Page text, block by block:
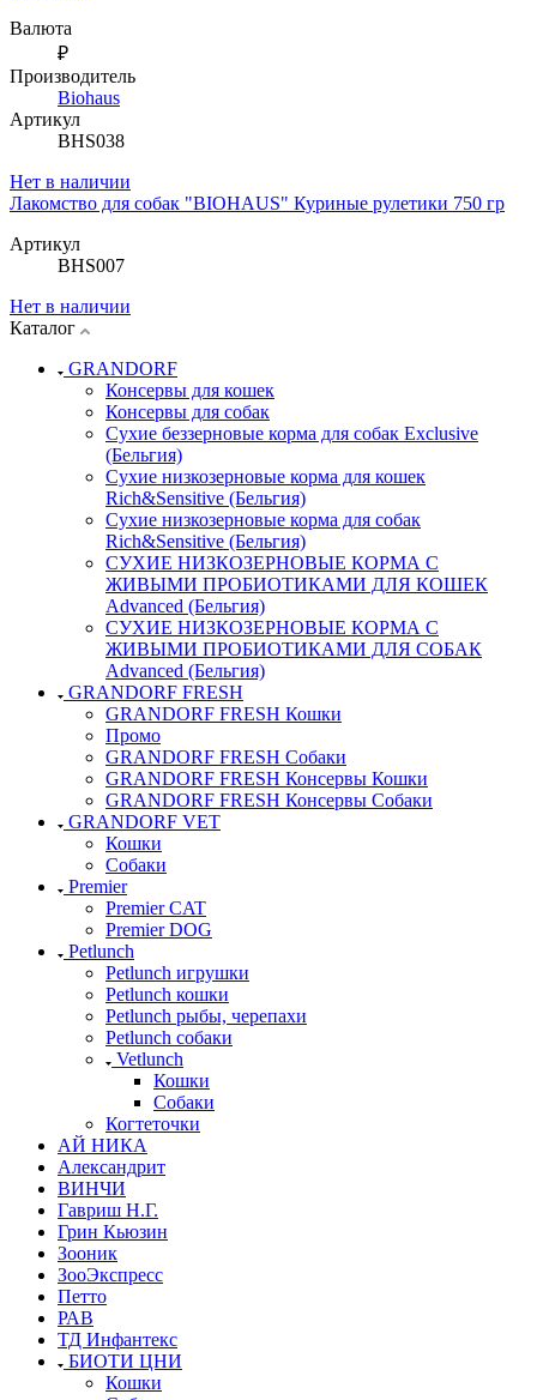
Валюта
₽
Производитель
Biohaus
Артикул
BHS038
Нет в наличии
Лакомство для собак "BIOHAUS" Куриные рулетики 750 гр
Артикул
BHS007
Нет в наличии
Каталог
GRANDORF
Консервы для кошек
Консервы для собак
Сухие беззерновые корма для собак Exclusive
(Бельгия)
Сухие низкозерновые корма для кошек
Rich&Sensitive (Бельгия)
Сухие низкозерновые корма для собак
Rich&Sensitive (Бельгия)
СУХИЕ НИЗКОЗЕРНОВЫЕ КОРМА С
ЖИВЫМИ ПРОБИОТИКАМИ ДЛЯ КОШЕК
Advanced (Бельгия)
СУХИЕ НИЗКОЗЕРНОВЫЕ КОРМА С
ЖИВЫМИ ПРОБИОТИКАМИ ДЛЯ СОБАК
Advanced (Бельгия)
GRANDORF FRESH
GRANDORF FRESH Кошки
Промо
GRANDORF FRESH Собаки
GRANDORF FRESH Консервы Кошки
GRANDORF FRESH Консервы Собаки
GRANDORF VET
Кошки
Собаки
Premier
Premier CAT
Premier DOG
Petlunch
Petlunch игрушки
Petlunch кошки
Petlunch рыбы, черепахи
Petlunch собаки
Vetlunch
Кошки
Собаки
Когтеточки
АЙ НИКА
Александрит
ВИНЧИ
Гавриш Н.Г.
Грин Кьюзин
Зооник
ЗооЭкспресс
Петто
РАВ
ТД Инфантекс
БИОТИ ЦНИ
Кошки